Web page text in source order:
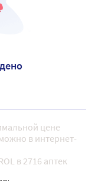
цене
в интернет-
в 2716 аптек